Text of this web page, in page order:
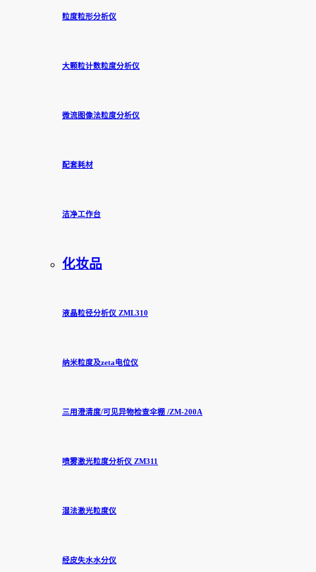
粒度粒形分析仪
大颗粒计数粒度分析仪
微流图像法粒度分析仪
配套耗材
洁净工作台
化妆品
液晶粒径分析仪 ZML310
纳米粒度及zeta电位仪
三用澄清度/可见异物检查伞棚 /ZM-200A
喷雾激光粒度分析仪 ZM311
湿法激光粒度仪
经皮失水水分仪